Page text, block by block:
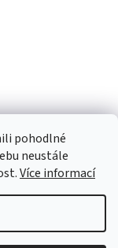
pohodlné
neustále
Více informací